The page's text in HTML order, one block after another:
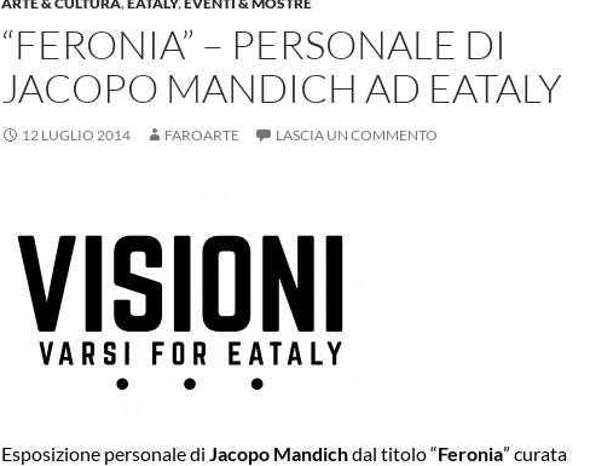
“FERONIA” – PERSONALE DI
JACOPO MANDICH AD EATALY
12 LUGLIO 2014 FAROARTE LASCIA UN COMMENTO
Esposizione personale di Jacopo Mandichdal titolo “Feronia” curata